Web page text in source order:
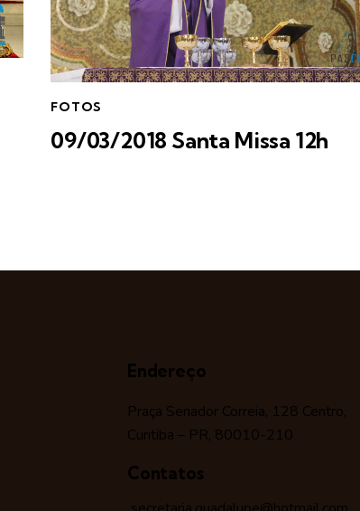
FOTOS
09/03/2018 Santa Missa 12h
Endereço
Praça Senador Correia, 128 Centro,
Curitiba – PR, 80010-210
Contatos